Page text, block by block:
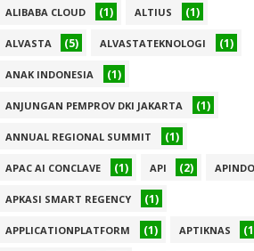
ALIBABA CLOUD (1) ALTIUS (1)
ALVASTA (5) ALVASTATEKNOLOGI (1)
ANAK INDONESIA (1)
ANJUNGAN PEMPROV DKI JAKARTA (1)
ANNUAL REGIONAL SUMMIT (1)
APAC AI CONCLAVE (1) API (2) APINDO
APKASI SMART REGENCY (1)
APPLICATIONPLATFORM (1) APTIKNAS